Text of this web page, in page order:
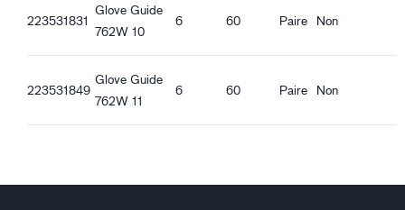
223531831
Glove Guide
762W 10
6 60 Paire Non
223531849
Glove Guide
762W 11
6 60 Paire Non